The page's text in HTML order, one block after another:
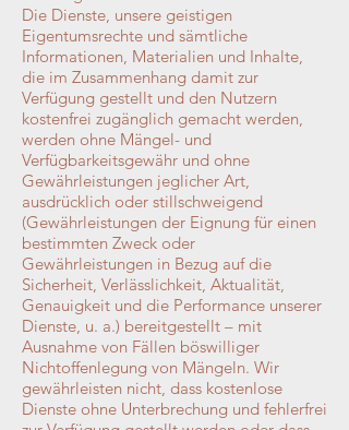
Die Dienste, unsere geistigen
Eigentumsrechte und sämtliche
Informationen, Materialien und Inhalte,
die im Zusammenhang damit zur
Verfügung gestellt und den Nutzern
kostenfrei zugänglich gemacht werden,
werden ohne Mängel- und
Verfügbarkeitsgewähr und ohne
Gewährleistungen jeglicher Art,
ausdrücklich oder stillschweigend
(Gewährleistungen der Eignung für einen
bestimmten Zweck oder
Gewährleistungen in Bezug auf die
Sicherheit, Verlässlichkeit, Aktualität,
Genauigkeit und die Performance unserer
Dienste, u. a.) bereitgestellt – mit
Ausnahme von Fällen böswilliger
Nichtoffenlegung von Mängeln. Wir
gewährleisten nicht, dass kostenlose
Dienste ohne Unterbrechung und fehlerfrei